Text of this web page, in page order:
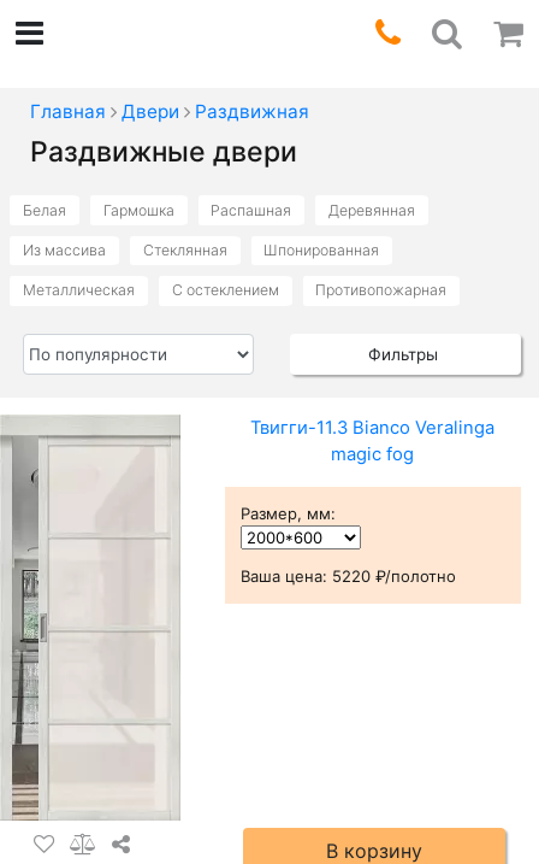
Главная Двери Раздвижная
Раздвижные двери
Белая Гармошка Распашная Деревянная
Из массива Стеклянная Шпонированная
Металлическая С остеклением Противопожарная
Фильтры
Твигги-11.3 Bianco Veralinga
magic fog
Размер, мм:
Ваша цена: 5220 ₽/полотно
В корзину